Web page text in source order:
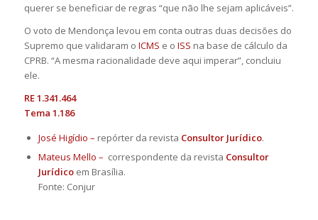
querer se beneficiar de regras “que não lhe sejam aplicáveis”.
O voto de Mendonça levou em conta outras duas decisões do
Supremo que validaram o ICMS e o ISS na base de cálculo da
CPRB. “A mesma racionalidade deve aqui imperar”, concluiu
ele.
RE 1.341.464
Tema 1.186
José Higídio – repórter da revista Consultor Jurídico.
Mateus Mello – correspondente da revista Consultor
Jurídicoem Brasília.
Fonte: Conjur